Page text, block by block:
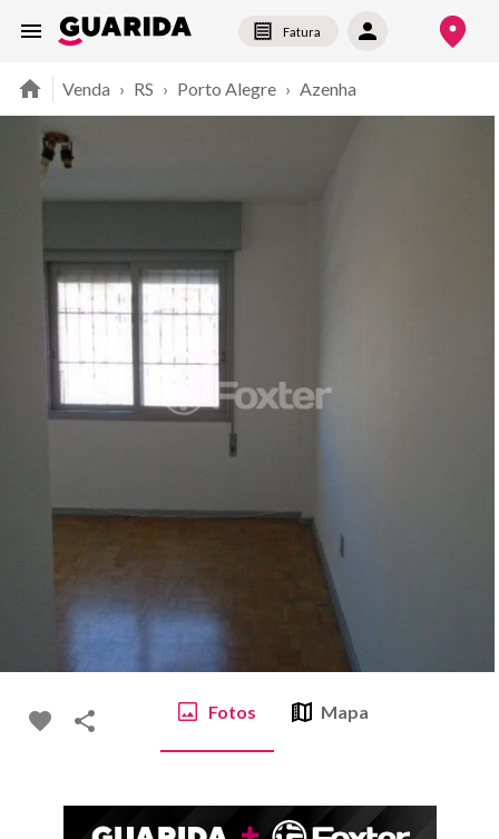
Fatura
Venda › RS › Porto Alegre › Azenha
Fotos Mapa